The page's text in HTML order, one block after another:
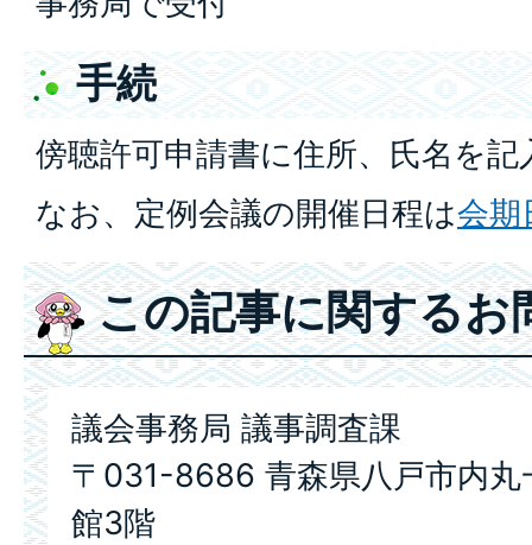
手続
傍聴許可申請書に住所、氏名を記
なお、定例会議の開催日程は会期
この記事に関するお
議会事務局 議事調査課
〒031-8686 青森県八戸市内丸
館3階